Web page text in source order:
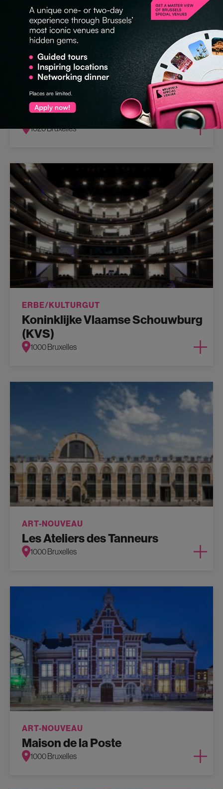
KULTURADRESSE
Kinepolis Brussels
1020 Bruxelles
ERBE/KULTURGUT
Koninklijke Vlaamse Schouwburg
(KVS)
1000 Bruxelles
ART-NOUVEAU
Les Ateliers des Tanneurs
1000 Bruxelles
ART-NOUVEAU
Maison de la Poste
1000 Bruxelles